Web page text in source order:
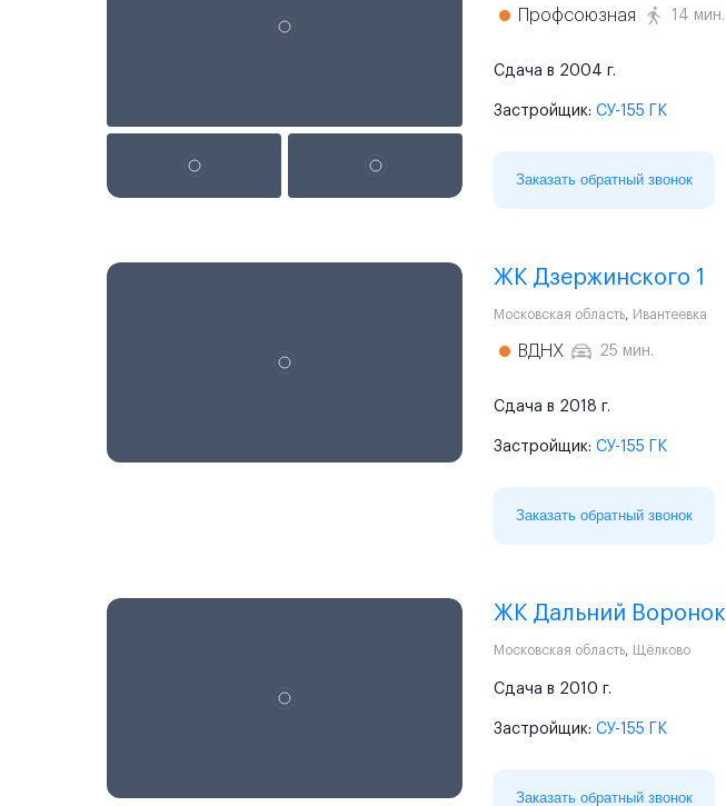
Профсоюзная 14 мин.
Сдача в 2004 г.
Застройщик: СУ-155 ГК
Заказать обратный звонок
ЖК Дзержинского 1
Московская область, Ивантеевка
ВДНХ 25 мин.
Сдача в 2018 г.
Застройщик: СУ-155 ГК
Заказать обратный звонок
ЖК Дальний Воронок
Московская область, Щёлково
Сдача в 2010 г.
Застройщик: СУ-155 ГК
Заказать обратный звонок